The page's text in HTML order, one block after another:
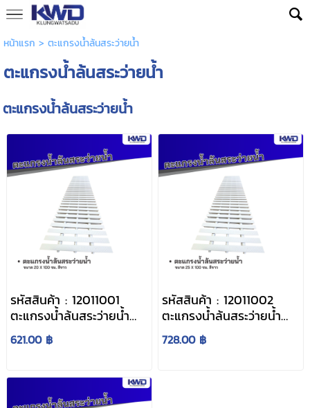
หน้าแรก > ตะแกรงน้ำล้นสระว่ายน้ำ
ตะแกรงน้ำล้นสระว่ายน้ำ
ตะแกรงน้ำล้นสระว่ายน้ำ
รหัสสินค้า : 12011001
ตะแกรงน้ำล้นสระว่ายน้ำ
ขนาด 20 x 100 ซม. สี
ขาว
621.00 ฿
รหัสสินค้า : 12011002
ตะแกรงน้ำล้นสระว่ายน้ำ
ขนาด 25 x 100 ซม. สีขาว
728.00 ฿